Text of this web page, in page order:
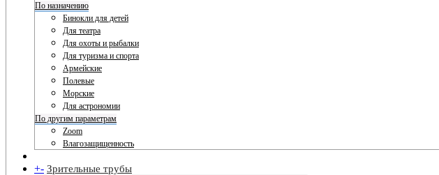
По назначению
Бинокли для детей
Для театра
Для охоты и рыбалки
Для туризма и спорта
Армейские
Полевые
Морские
Для астрономии
По другим параметрам
Zoom
Влагозащищенность
+- Зрительные трубы